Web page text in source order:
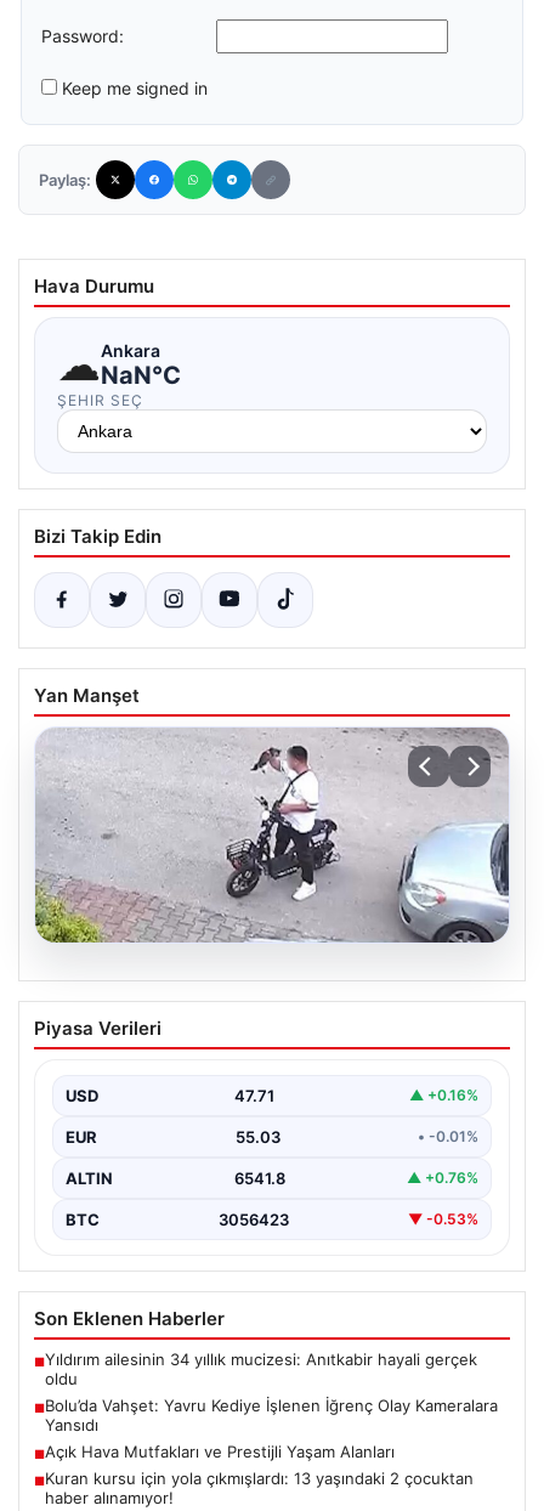
Password:
Keep me signed in
Paylaş:
Hava Durumu
☁Ankara
NaN°C
ŞEHIR SEÇ
Bizi Takip Edin
Yan Manşet
Bolu’da Vahşet: Yavru Kediye İşlenen
İğrenç Olay Kameralara Yansıdı
günlerde meydana gelen korkutucu olay, bölgedeki
sakinleri derinden sarstı. Elektrikli…
Piyasa Verileri
USD 47.71 ▲ +0.16%
EUR 55.03 • -0.01%
ALTIN 6541.8 ▲ +0.76%
BTC 3056423 ▼ -0.53%
Son Eklenen Haberler
■Yıldırım ailesinin 34 yıllık mucizesi: Anıtkabir hayali gerçek
oldu
■Bolu’da Vahşet: Yavru Kediye İşlenen İğrenç Olay Kameralara
Yansıdı
■Açık Hava Mutfakları ve Prestijli Yaşam Alanları
■Kuran kursu için yola çıkmışlardı: 13 yaşındaki 2 çocuktan
haber alınamıyor!